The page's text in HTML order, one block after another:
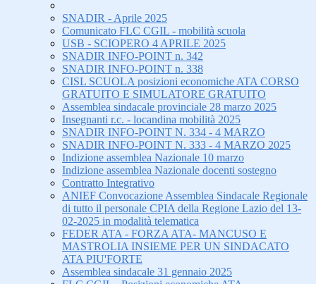
SNADIR - Aprile 2025
Comunicato FLC CGIL - mobilità scuola
USB - SCIOPERO 4 APRILE 2025
SNADIR INFO-POINT n. 342
SNADIR INFO-POINT n. 338
CISL SCUOLA posizioni economiche ATA CORSO
GRATUITO E SIMULATORE GRATUITO
Assemblea sindacale provinciale 28 marzo 2025
Insegnanti r.c. - locandina mobilità 2025
SNADIR INFO-POINT N. 334 - 4 MARZO
SNADIR INFO-POINT N. 333 - 4 MARZO 2025
Indizione assemblea Nazionale 10 marzo
Indizione assemblea Nazionale docenti sostegno
Contratto Integrativo
ANIEF Convocazione Assemblea Sindacale Regionale
di tutto il personale CPIA della Regione Lazio del 13-
02-2025 in modalità telematica
FEDER ATA - FORZA ATA- MANCUSO E
MASTROLIA INSIEME PER UN SINDACATO
ATA PIU'FORTE
Assemblea sindacale 31 gennaio 2025